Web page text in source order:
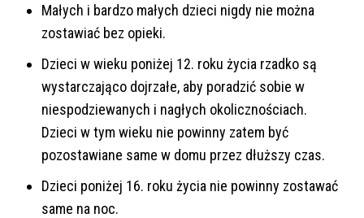
Małych i bardzo małych dzieci nigdy nie można
zostawiać bez opieki.
Dzieci w wieku poniżej 12. roku życia rzadko są
wystarczająco dojrzałe, aby poradzić sobie w
niespodziewanych i nagłych okolicznościach.
Dzieci w tym wieku nie powinny zatem być
pozostawiane same w domu przez dłuższy czas.
Dzieci poniżej 16. roku życia nie powinny zostawać
same na noc.